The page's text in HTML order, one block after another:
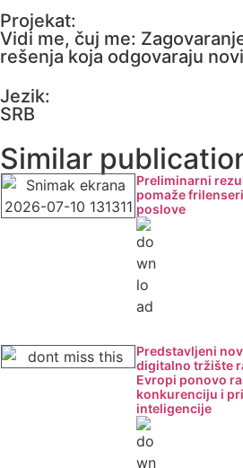
Projekat:
Vidi me, čuj me:
rešenja koja odgovaraju
Jezik:
SRB
Similar
Preliminarni
pomaže
poslove
Predstavljeni
digitalno tržište
Evropi ponovo
konkurenciju i
inteligencije